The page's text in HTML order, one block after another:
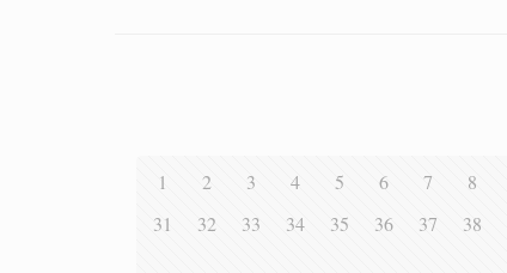
1 2 3 4 5 6 7 8
31
32 33 34 35 36 37 38